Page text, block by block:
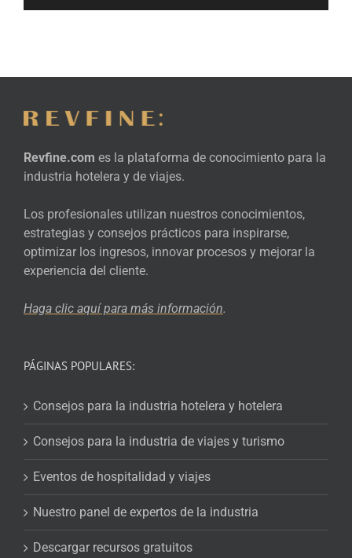
Revfine.com es la plataforma de conocimiento para la
industria hotelera y de viajes.
Los profesionales utilizan nuestros conocimientos,
estrategias y consejos prácticos para inspirarse,
optimizar los ingresos, innovar procesos y mejorar la
experiencia del cliente.
Haga clic aquí para más información.
PÁGINAS POPULARES:
Consejos para la industria hotelera y hotelera
Consejos para la industria de viajes y turismo
Eventos de hospitalidad y viajes
Nuestro panel de expertos de la industria
Descargar recursos gratuitos